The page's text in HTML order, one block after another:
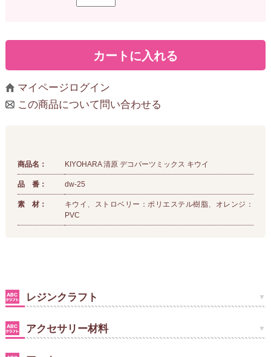
マイページログイン
この商品について問い合わせる
商品名： KIYOHARA 清原 デコパーツミックス キウイ
品 番： dw-25
素 材：
キウイ、ストロベリー：ポリエステル樹脂、オレンジ：
PVC
レジンクラフト
アクセサリー材料